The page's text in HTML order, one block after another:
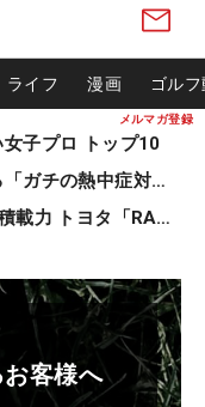
メルマガ登録
ライフ 漫画 ゴル
子プロ トップ10
女子プロやキャディがやる「ガチの熱中症対策」
ゴルフバッグ4本飲み込む積載力 トヨタ「RAV4」
客様へ